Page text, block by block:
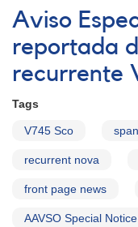
de
la
BAAVSS
ahora
disponibles
la
AAVSO
Aviso
reportada
recurrente
Tags
V745 Sco
recurrent nova
front page news
AAVSO Special Notice